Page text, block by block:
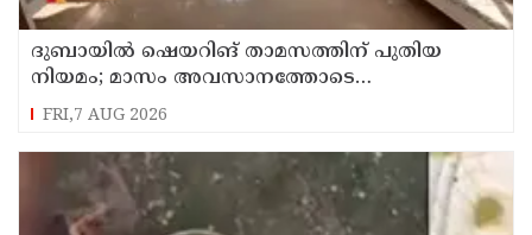
ദുബായില്‍ ഷെയറിങ് താമസത്തിന് പുതിയ
നിയമം; മാസം അവസാനത്തോടെ
പ്രാബല്യത്തില്‍
FRI,7 AUG 2026